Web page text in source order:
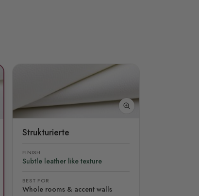
Strukturierte
FINISH
Subtle leather like texture
BEST FOR
Whole rooms & accent walls